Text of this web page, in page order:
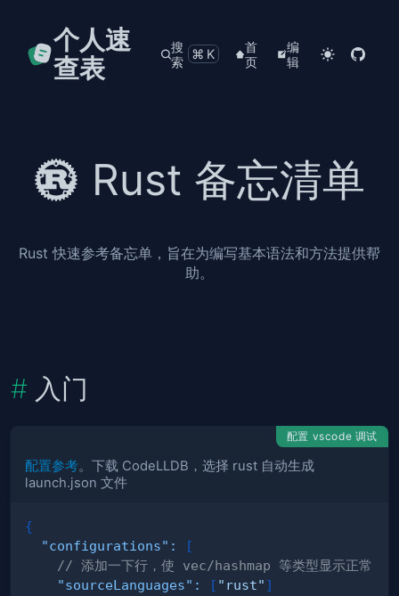
个人速
查表
搜
索 ⌘K
首
页
编
辑
Rust 备忘清单
Rust 快速参考备忘单，旨在为编写基本语法和方法提供帮
助。
入门
配置 vscode 调试
配置参考。下载 CodeLLDB，选择 rust 自动生成
launch.json 文件
{
"configurations" :
[
// 添加一下行，使 vec/hashmap 等类型显示正常
"sourceLanguages" : [ "rust" ]